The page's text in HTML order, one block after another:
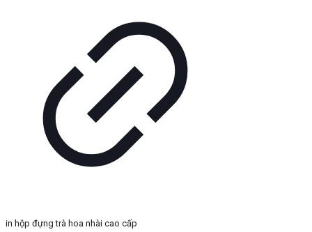
in hộp đựng trà hoa nhài cao cấp